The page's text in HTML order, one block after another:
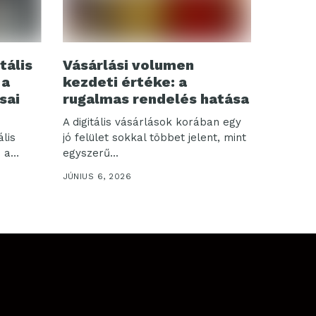
a
Vásárlási volumen
kezdeti értéke: a
rugalmas rendelés hatása
A digitális vásárlások korában egy
jó felület sokkal többet jelent, mint
egyszerű...
JÚNIUS 6, 2026